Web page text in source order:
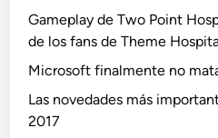
Gameplay de Two Point
de los fans de Theme
Microsoft finalmente no
Las novedades más
2017